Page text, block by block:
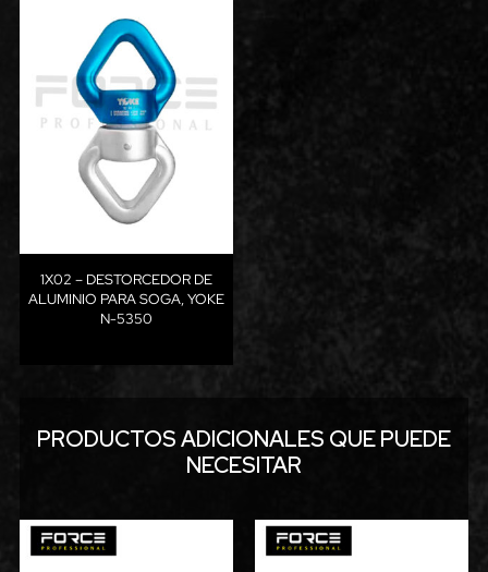
1X02 – DESTORCEDOR DE
ALUMINIO PARA SOGA, YOKE
N-5350
PRODUCTOS ADICIONALES QUE PUEDE
NECESITAR